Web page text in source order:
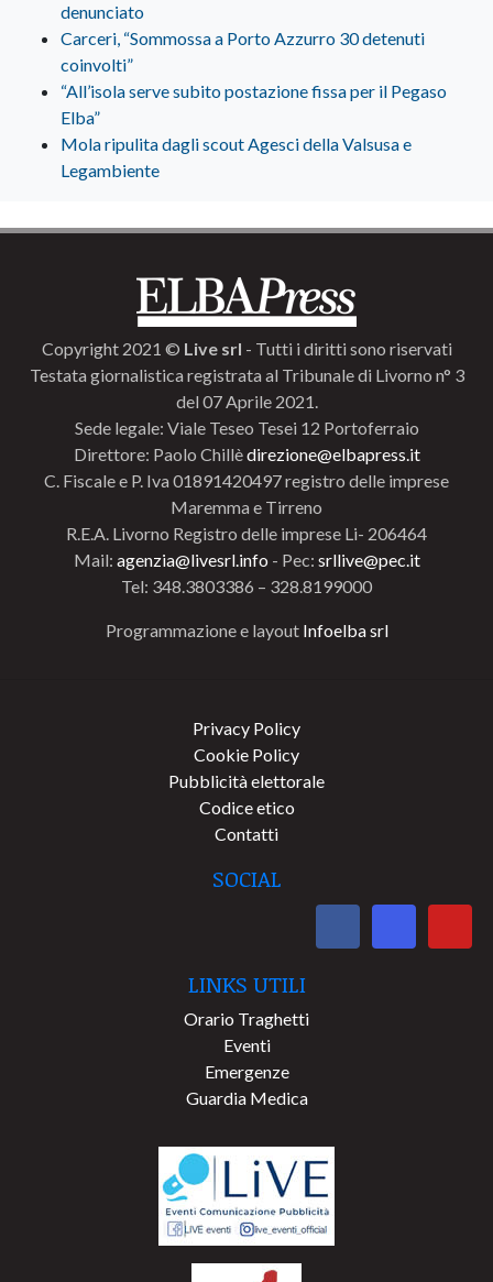
denunciato
Carceri, “Sommossa a Porto Azzurro 30 detenuti
coinvolti”
“All’isola serve subito postazione fissa per il Pegaso
Elba”
Mola ripulita dagli scout Agesci della Valsusa e
Legambiente
Copyright 2021 © Live srl - Tutti i diritti sono riservati
Testata giornalistica registrata al Tribunale di Livorno n° 3
del 07 Aprile 2021.
Sede legale: Viale Teseo Tesei 12 Portoferraio
Direttore: Paolo Chillèdirezione@elbapress.it
C. Fiscale e P. Iva 01891420497 registro delle imprese
Maremma e Tirreno
R.E.A. Livorno Registro delle imprese Li- 206464
Mail: agenzia@livesrl.info - Pec: srllive@pec.it
Tel: 348.3803386 – 328.8199000
Programmazione e layout Infoelba srl
Privacy Policy
Cookie Policy
Pubblicità elettorale
Codice etico
Contatti
SOCIAL
LINKS UTILI
Orario Traghetti
Eventi
Emergenze
Guardia Medica